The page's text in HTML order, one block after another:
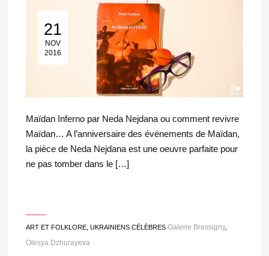
21
NOV
2016
21 Nov 2016
Maïdan Inferno par Neda Nejdana ou comment revivre
Maïdan… A l’anniversaire des événements de Maïdan,
la pièce de Neda Nejdana est une oeuvre parfaite pour
ne pas tomber dans le […]
ART ET FOLKLORE, UKRAINIENS CÉLÈBRES Galerie Bressigny,
Olesya Dzhurayeva